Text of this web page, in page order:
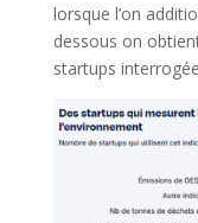
lorsque l’on
dessous on
startups